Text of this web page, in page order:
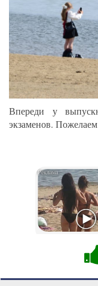
Впереди у
экзаменов.